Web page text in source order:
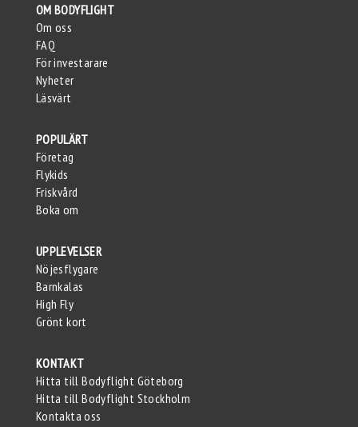
OM BODYFLIGHT
Om oss
FAQ
För investarare
Nyheter
Läsvärt
POPULÄRT
Företag
Flykids
Friskvård
Boka om
UPPLEVELSER
Nöjesflygare
Barnkalas
High Fly
Grönt kort
KONTAKT
Hitta till Bodyflight Göteborg
Hitta till Bodyflight Stockholm
Kontakta oss